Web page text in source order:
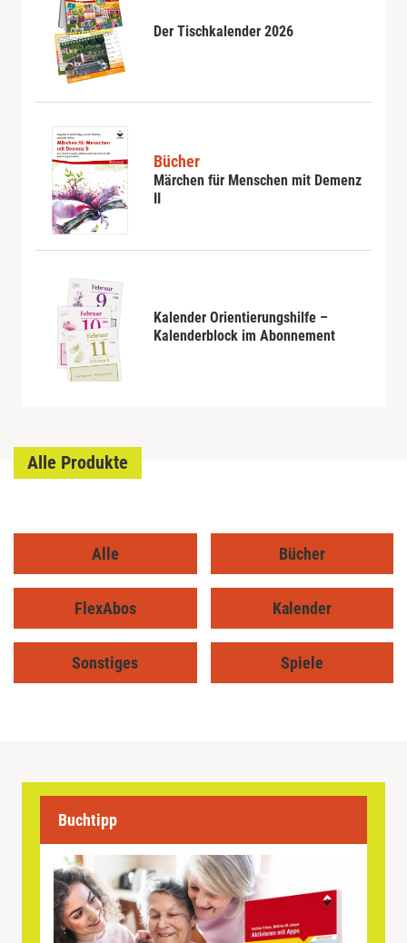
Der Tischkalender 2026
Bücher
Märchen für Menschen mit Demenz
II
Kalender Orientierungshilfe –
Kalenderblock im Abonnement
Alle Produkte
Alle Bücher
FlexAbos Kalender
Sonstiges Spiele
Buchtipp